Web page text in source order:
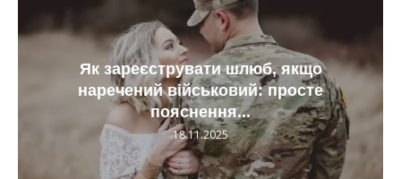
Як зареєструвати шлюб, якщо
наречений військовий: просте
пояснення...
18.11.2025